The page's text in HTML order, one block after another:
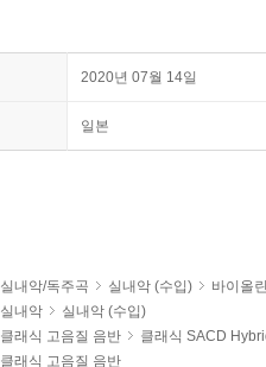
2020년 07월 14일
일본
실내악/독주곡 실내악 (수입)
바이올
실내악
실내악 (수입)
클래식 고음질 음반
클래식 SACD
클래식 고음질 음반